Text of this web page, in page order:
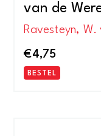
van de
Ravesteyn, W.
€4,75
BESTEL